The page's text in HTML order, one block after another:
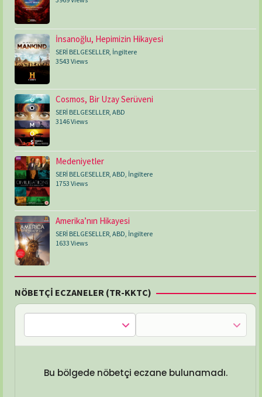
İnsanoğlu, Hepimizin Hikayesi
SERİ BELGESELLER, İngiltere
3543 Views
Cosmos, Bir Uzay Serüveni
SERİ BELGESELLER ABD
3146 Views
Medeniyetler
SERİ BELGESELLER ABD İngiltere
1753 Views
Amerika’nın Hikayesi
SERİ BELGESELLER ABD İngiltere
1633 Views
NÖBETÇİ ECZANELER (TR-KKTC)
Bu bölgede nöbetçi eczane bulunamadı.